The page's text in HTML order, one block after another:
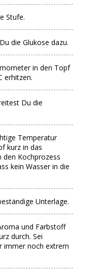
Stufe.
die Glukose dazu.
in den Topf
erhitzen.
Du die
Temperatur
kurz in das
den Kochprozess
kein Wasser in die
Unterlage.
und Farbstoff
durch. Sei
immer noch extrem